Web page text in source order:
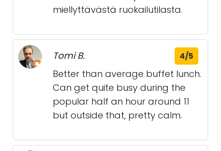
miellyttävästä ruokailutilasta.
Tomi B. 4/5
Better than average buffet lunch.
Can get quite busy during the
popular half an hour around 11
but outside that, pretty calm.